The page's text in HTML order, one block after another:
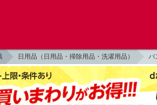
日用品（日用品・掃除用品・洗濯用品） バ